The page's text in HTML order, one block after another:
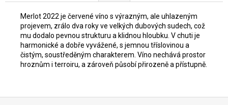
Merlot 2022 je červené víno s výrazným, ale uhlazeným
projevem, zrálo dva roky ve velkých dubových sudech, což
mu dodalo pevnou strukturu a klidnou hloubku. V chuti je
harmonické a dobře vyvážené, s jemnou tříslovinou a
čistým, soustředěným charakterem. Víno nechává prostor
hroznům i terroiru, a zároveň působí přirozeně a přístupně.